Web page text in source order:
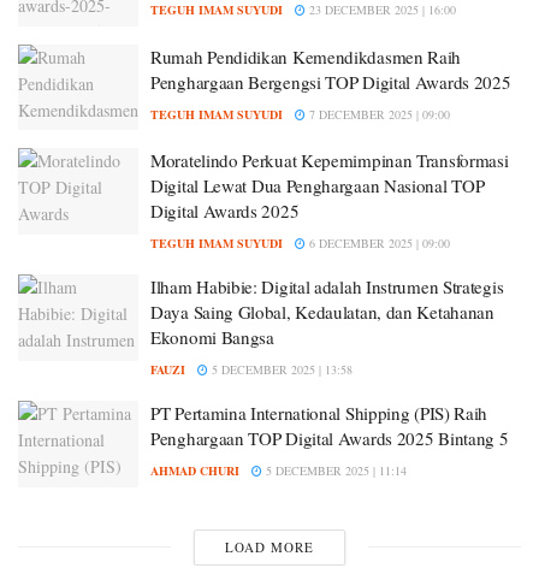
TEGUH IMAM SUYUDI 23 DECEMBER 2025 | 16:00
Rumah Pendidikan Kemendikdasmen Raih
Penghargaan Bergengsi TOP Digital Awards 2025
TEGUH IMAM SUYUDI 7 DECEMBER 2025 | 09:00
Moratelindo Perkuat Kepemimpinan Transformasi
Digital Lewat Dua Penghargaan Nasional TOP
Digital Awards 2025
TEGUH IMAM SUYUDI 6 DECEMBER 2025 | 09:00
Ilham Habibie: Digital adalah Instrumen Strategis
Daya Saing Global, Kedaulatan, dan Ketahanan
Ekonomi Bangsa
FAUZI 5 DECEMBER 2025 | 13:58
PT Pertamina International Shipping (PIS) Raih
Penghargaan TOP Digital Awards 2025 Bintang 5
AHMAD CHURI 5 DECEMBER 2025 | 11:14
LOAD MORE